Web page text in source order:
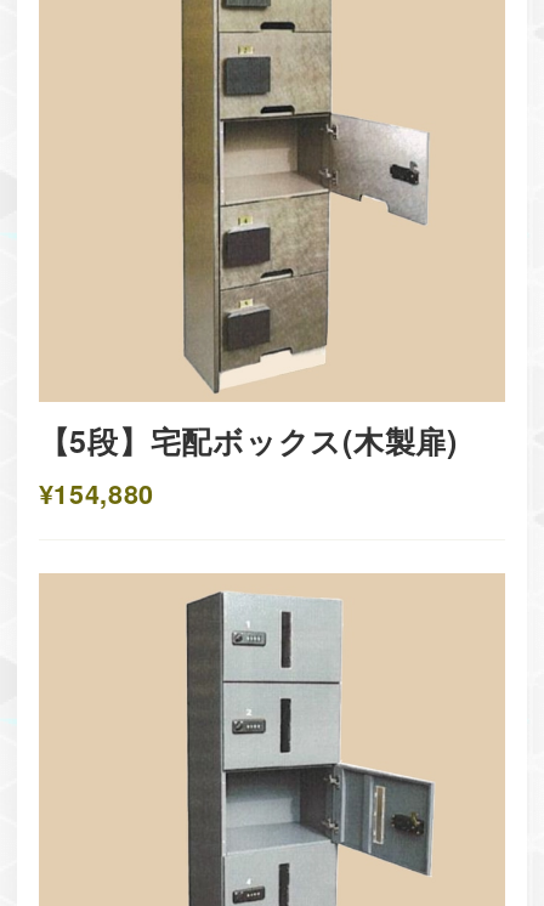
【5段】宅配ボックス(木製扉)
¥154,880